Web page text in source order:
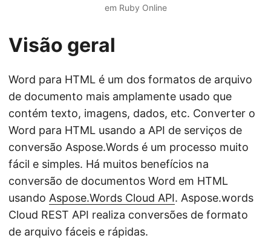
em Ruby Online
Visão geral
Word para HTML é um dos formatos de arquivo
de documento mais amplamente usado que
contém texto, imagens, dados, etc. Converter o
Word para HTML usando a API de serviços de
conversão Aspose.Words é um processo muito
fácil e simples. Há muitos benefícios na
conversão de documentos Word em HTML
usando Aspose.Words Cloud API. Aspose.words
Cloud REST API realiza conversões de formato
de arquivo fáceis e rápidas.